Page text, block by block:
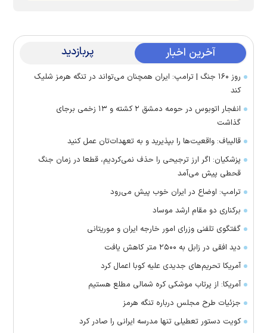
آخرین اخبار پربازدید
روز ۱۶۰ جنگ | ترامپ: ایران همچنان می‌تواند در تنگه هرمز شلیک
کند
انفجار اتوبوس در حومه دمشق ۲ کشته و ۱۳ زخمی برجای
گذاشت
قالیباف: واقعیت‌ها را بپذیرید و به تعهدات‌تان عمل کنید
پزشکیان: اگر ارز ترجیحی را حذف نمی‌کردیم، قطعا در زمان جنگ
قحطی پیش می‌آمد
ترامپ: اوضاع در ایران خوب پیش می‌رود
برکناری دو مقام ارشد موساد
گفتگوی تلفنی وزرای امور خارجه ایران و موریتانی
دید افقی در زابل به ۲۵۰۰ متر کاهش یافت
آمریکا تحریم‌های جدیدی علیه کوبا اعمال کرد
آمریکا: از پرتاب موشکی کره شمالی مطلع هستیم
جزئیات طرح مجلس درباره تنگه هرمز
کویت دستور تعطیلی تنها مدرسه ایرانی را صادر کرد